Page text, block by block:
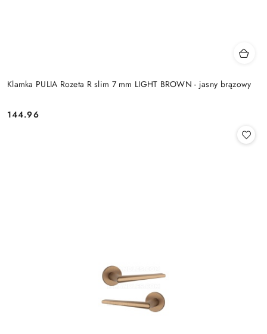
Klamka PULIA Rozeta R slim 7 mm LIGHT BROWN - jasny brązowy
Cena:
144.96